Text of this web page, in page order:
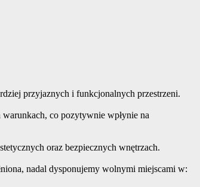
przyjaznych i funkcjonalnych przestrzeni.
co pozytywnie wpłynie na
oraz bezpiecznych wnętrzach.
nadal dysponujemy wolnymi miejscami w: